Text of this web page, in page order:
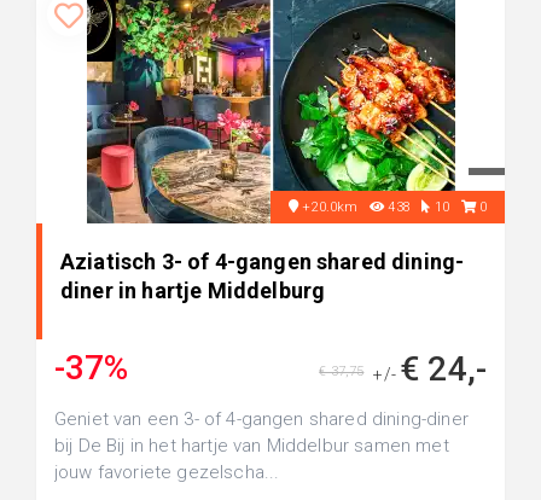
+20.0km 438 10 0
Aziatisch 3- of 4-gangen shared dining-
diner in hartje Middelburg
-37% +/- € 24,-
€ 37,75
Geniet van een 3- of 4-gangen shared dining-diner
bij De Bij in het hartje van Middelbur samen met
jouw favoriete gezelscha...